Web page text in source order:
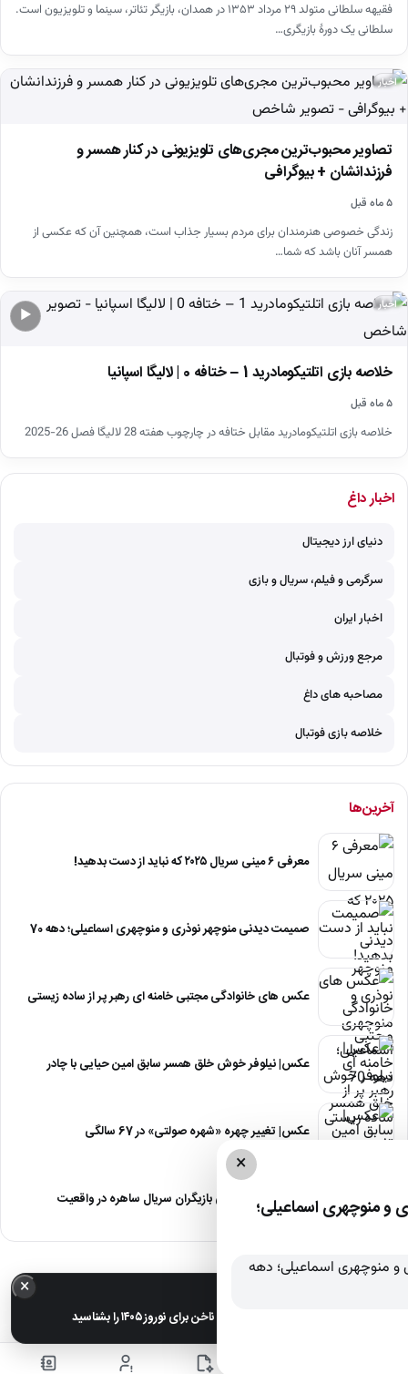
فقیهه سلطانی متولد ۲۹ مرداد ۱۳۵۳ در همدان، بازیگر تئاتر، سینما و تلویزیون است.
سلطانی یک دورهٔ بازیگری…
اخبار
تصاویر محبوب‌ترین مجری‌های تلویزیونی در کنار همسر و
فرزندانشان + بیوگرافی
۵ ماه قبل
زندگی خصوصی هنرمندان برای مردم بسیار جذاب است، همچنین آن که عکسی از
همسر آنان باشد که شما…
▶
اخبار
خلاصه بازی اتلتیکومادرید 1 – ختافه 0 | لالیگا اسپانیا
۵ ماه قبل
خلاصه بازی اتلتیکومادرید مقابل ختافه در چارچوب هفته 28 لالیگا فصل 26-2025
اخبار داغ
دنیای ارز دیجیتال
سرگرمی و فیلم، سریال و بازی
اخبار ایران
مرجع ورزش و فوتبال
مصاحبه های داغ
خلاصه بازی فوتبال
آخرین‌ها
معرفی ۶ مینی سریال ۲۰۲۵ که نباید از دست بدهید!
صمیمت دیدنی منوچهر نوذری و منوچهری اسماعیلی؛ دهه 70
عکس های خانوادگی مجتبی خامنه ای رهبر پر از ساده زیستی
عکس| نیلوفر خوش خلق همسر سابق امین حیایی با چادر
عکس| تغییر چهره «شهره صولتی» در 67 سالگی
عکس| آلبوم عروسی بازیگران سریال ساهره در واقعیت
×
منوچهری اسماعیلی؛
×
عکس| ترندترین طرح‌های ناخن برای نوروز ۱۴۰۵ را بشناسید